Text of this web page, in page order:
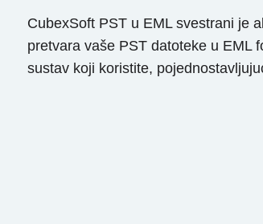
CubexSoft PST u EML svestrani je
pretvara vaše PST datoteke u EML
sustav koji koristite,